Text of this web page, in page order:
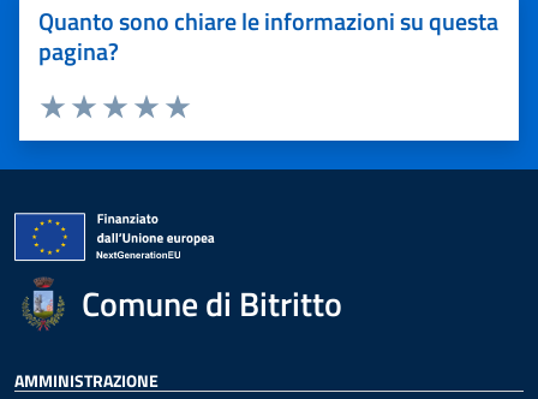
Quanto sono chiare le informazioni su questa
pagina?
Valuta 5 stelle su 5
Valuta 4 stelle su 5
Valuta 3 stelle su 5
Valuta 2 stelle su 5
Valuta 1 stelle su 5
Comune di Bitritto
AMMINISTRAZIONE